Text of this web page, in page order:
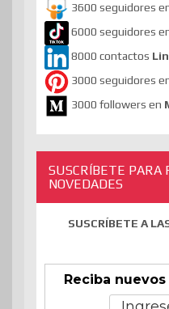
3600 seguidores
6000 seguidores
8000 contactos
3000 seguidores
3000 followers en
SUSCRÍBETE PARA
NOVEDADES
SUSCRÍBETE A
Reciba